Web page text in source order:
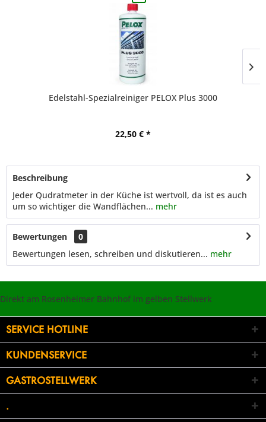
Edelstahl-Spezialreiniger PELOX Plus 3000
22,50 € *
Beschreibung
Jeder Qudratmeter in der Küche ist wertvoll, da ist es auch
um so wichtiger die Wandflächen... mehr
Bewertungen
0
Bewertungen lesen, schreiben und diskutieren... mehr
Direkt am Rosenheimer Bahnhof im gelben Stellwerk
SERVICE HOTLINE
KUNDENSERVICE
GASTROSTELLWERK
.